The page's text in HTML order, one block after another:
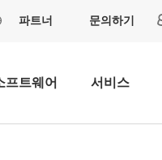
파트너 문의하기
프트웨어 서비스